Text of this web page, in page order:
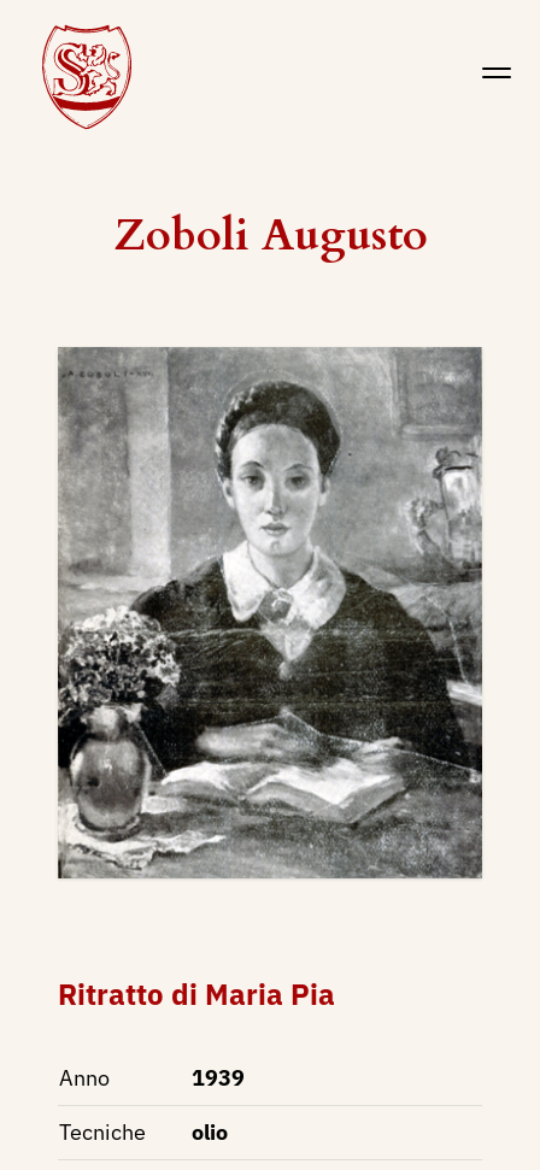
Zoboli Augusto
Ritratto di Maria Pia
Anno
1939
Tecniche
olio